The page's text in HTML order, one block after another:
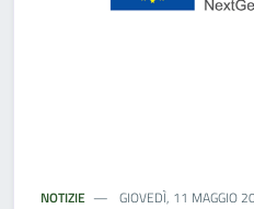
NOTIZIE GIOVEDÌ, 11 MAGGIO